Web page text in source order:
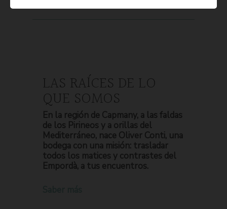
LAS RAÍCES DE LO
QUE SOMOS
En la región de Capmany, a las faldas
de los Pirineos y a orillas del
Mediterráneo, nace Oliver Conti, una
bodega con una misión: trasladar
todos los matices y contrastes del
Empordà, a tus encuentros.